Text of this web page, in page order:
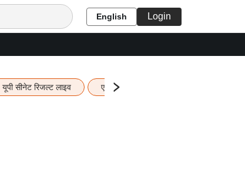
English Login
यूपी सीनेट रिजल्ट लाइव एचबीएसई 12वीं का रिजल्ट लाइव